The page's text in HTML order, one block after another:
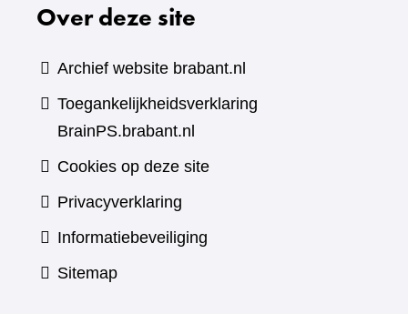
Over deze site
Archief website brabant.nl
Toegankelijkheidsverklaring
BrainPS.brabant.nl
Cookies op deze site
Privacyverklaring
Informatiebeveiliging
Sitemap